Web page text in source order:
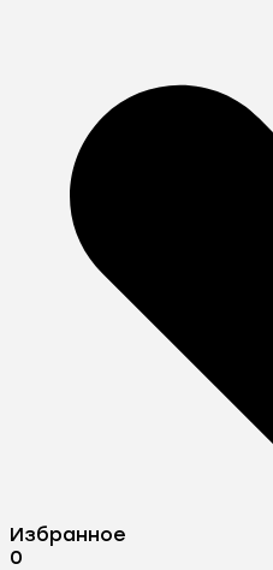
Избранное
0